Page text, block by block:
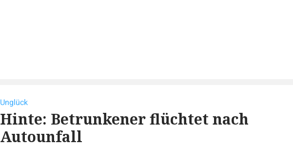
Unglück
Hinte: Betrunkener flüchtet nach
Autounfall